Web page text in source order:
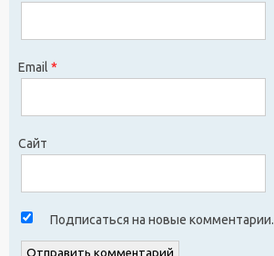
Email *
Сайт
Подписаться на новые комментарии.